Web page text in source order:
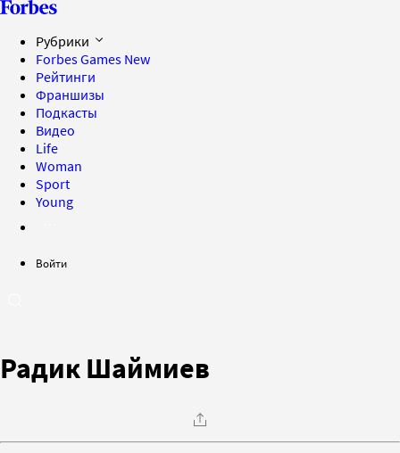
Рубрики
Forbes Games New
Рейтинги
Франшизы
Подкасты
Видео
Life
Woman
Sport
Young
Войти
Радик Шаймиев